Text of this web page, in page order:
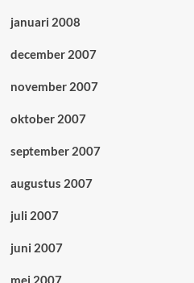
januari 2008
december 2007
november 2007
oktober 2007
september 2007
augustus 2007
juli 2007
juni 2007